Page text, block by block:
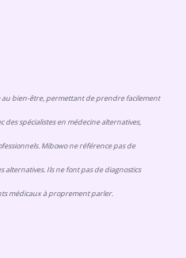
bien-être, permettant de prendre facilement
des spécialistes en médecine alternatives,
Mibowo ne référence pas de
alternatives. Ils ne font pas de diagnostics
médicaux à proprement parler.